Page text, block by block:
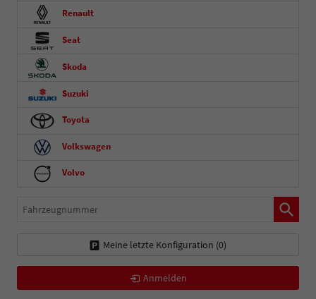
Renault
Seat
Skoda
Suzuki
Toyota
Volkswagen
Volvo
Fahrzeugnummer
Meine letzte Konfiguration (0)
Anmelden